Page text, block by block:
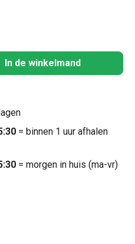
Voer de gewenste
In de winkelmand
= binnen 1 uur afhalen
= morgen in huis (ma-vr)